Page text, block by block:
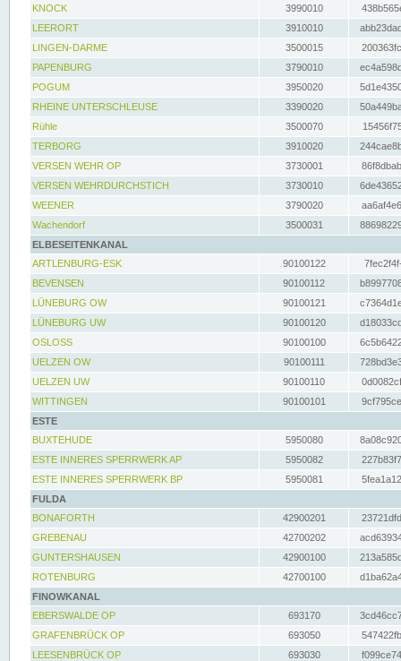
KNOCK
3990010
LEERORT
3910010
LINGEN-DARME
3500015
PAPENBURG
3790010
POGUM
3950020
RHEINE UNTERSCHLEUSE
3390020
Rühle
3500070
TERBORG
3910020
VERSEN WEHR OP
3730001
VERSEN WEHRDURCHSTICH
3730010
WEENER
3790020
Wachendorf
3500031
ELBESEITENKANAL
ARTLENBURG-ESK
90100122
BEVENSEN
90100112
LÜNEBURG OW
90100121
LÜNEBURG UW
90100120
OSLOSS
90100100
UELZEN OW
90100111
UELZEN UW
90100110
WITTINGEN
90100101
ESTE
BUXTEHUDE
5950080
ESTE INNERES SPERRWERK AP
5950082
ESTE INNERES SPERRWERK BP
5950081
FULDA
BONAFORTH
42900201
GREBENAU
42700202
GUNTERSHAUSEN
42900100
ROTENBURG
42700100
FINOWKANAL
EBERSWALDE OP
693170
GRAFENBRÜCK OP
693050
LEESENBRÜCK OP
693030